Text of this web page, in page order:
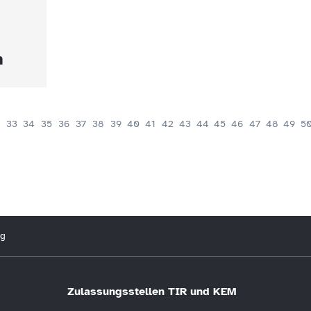
33 34 35 36 37 38 39 40 41 42 43 44 45 46 47 48 49
Zulassungsstellen TIR und KEM